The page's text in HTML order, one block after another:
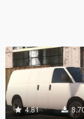
4.81